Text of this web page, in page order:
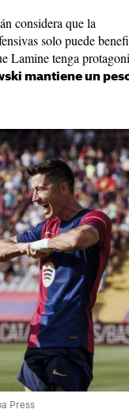
considera que la
solo puede
Lamine tenga
mantiene un
Press